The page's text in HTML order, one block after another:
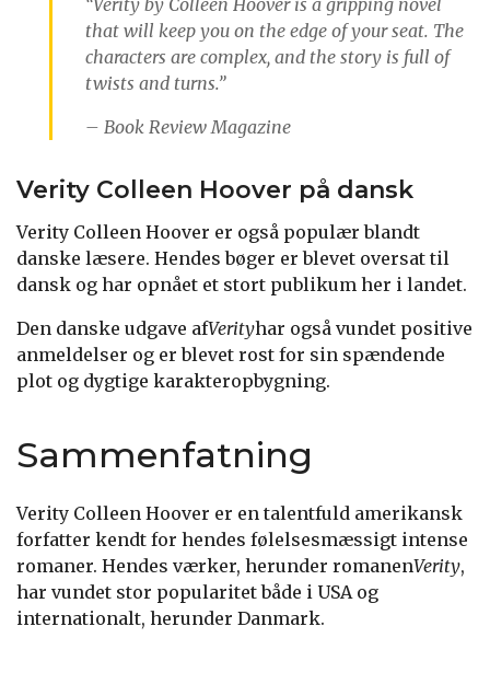
that will keep you on the edge of your seat. The
characters are complex, and the story is full of
twists and turns.”
– Book Review Magazine
Verity Colleen Hoover på dansk
Verity Colleen Hoover er også populær blandt
danske læsere. Hendes bøger er blevet oversat til
dansk og har opnået et stort publikum her i landet.
Den danske udgave afVerityhar også vundet positive
anmeldelser og er blevet rost for sin spændende
plot og dygtige karakteropbygning.
Sammenfatning
Verity Colleen Hoover er en talentfuld amerikansk
forfatter kendt for hendes følelsesmæssigt intense
romaner. Hendes værker, herunder romanenVerity,
har vundet stor popularitet både i USA og
internationalt, herunder Danmark.